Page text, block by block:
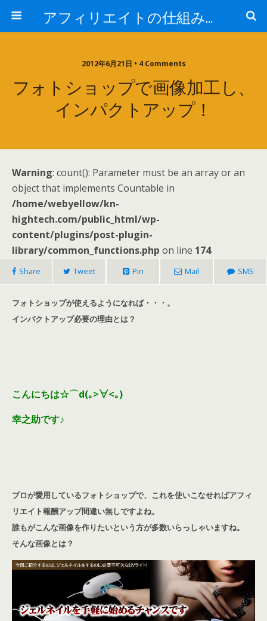
アフィリエイトの仕組みがカギだ！最新ノウハウの全貌を学習！
2012年6月21日 • 4 Comments
フォトショップで画像加工し、
インパクトアップ！
Warning: count(): Parameter must be an array or an
object that implements Countable in
/home/webyellow/kn-
hightech.com/public_html/wp-
content/plugins/post-plugin-
library/common_functions.php on line 174
Share Tweet Pin Mail SMS
フォトショップが使えるようになれば・・・。
インパクトアップ必要の理由とは？
こんにちは☆⌒d(｡>∀<｡)
幸之助です♪
プロが愛用しているフォトショップで、これを使いこなせればアフィ
リエイト報酬アップ間違い無しですよね。
誰もがこんな画像を作りたいという方が多数いらっしゃいますね。
そんな画像とは？